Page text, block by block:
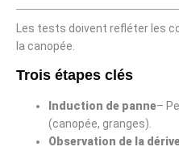
Les tests doivent refléter les
la canopée.
Trois étapes clés
Induction de panne–
(canopée, granges).
Observation de la